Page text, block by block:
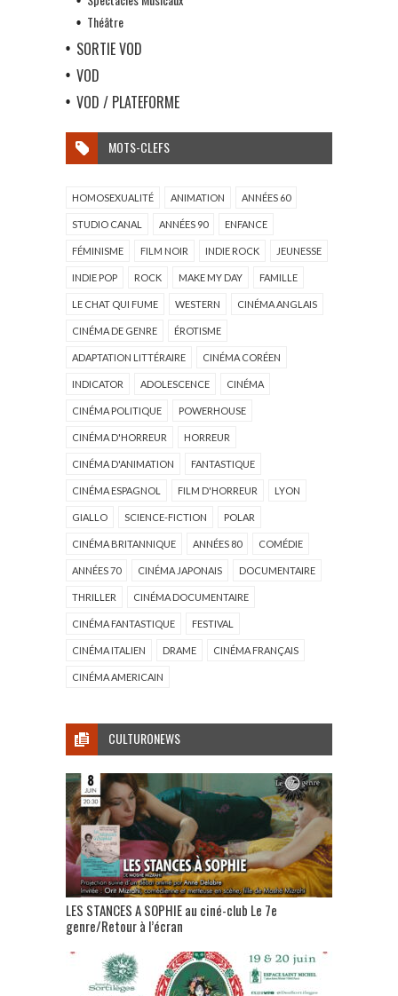
Théâtre
SORTIE VOD
VOD
VOD / PLATEFORME
MOTS-CLEFS
HOMOSEXUALITÉ ANIMATION ANNÉES 60
STUDIO CANAL ANNÉES 90 ENFANCE
FÉMINISME FILM NOIR INDIE ROCK JEUNESSE
INDIE POP ROCK MAKE MY DAY FAMILLE
LE CHAT QUI FUME WESTERN CINÉMA ANGLAIS
CINÉMA DE GENRE ÉROTISME
ADAPTATION LITTÉRAIRE CINÉMA CORÉEN
INDICATOR ADOLESCENCE CINÉMA
CINÉMA POLITIQUE POWERHOUSE
CINÉMA D'HORREUR HORREUR
CINÉMA D'ANIMATION FANTASTIQUE
CINÉMA ESPAGNOL FILM D'HORREUR LYON
GIALLO SCIENCE-FICTION POLAR
CINÉMA BRITANNIQUE ANNÉES 80 COMÉDIE
ANNÉES 70 CINÉMA JAPONAIS DOCUMENTAIRE
THRILLER CINÉMA DOCUMENTAIRE
CINÉMA FANTASTIQUE FESTIVAL
CINÉMA ITALIEN DRAME CINÉMA FRANÇAIS
CINÉMA AMERICAIN
CULTURONEWS
LES STANCES A SOPHIE au ciné-club Le 7e
genre/Retour à l’écran